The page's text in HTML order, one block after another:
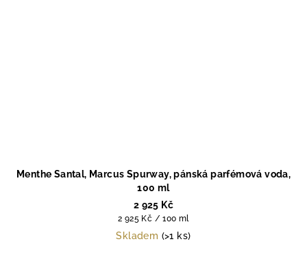
Menthe Santal, Marcus Spurway, pánská parfémová voda,
100 ml
2 925 Kč
Měrná
cena:
2 925 Kč / 100 ml
Skladem (>1 ks)